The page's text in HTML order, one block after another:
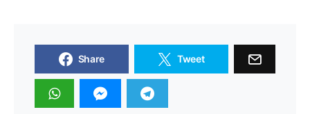
Share Tweet